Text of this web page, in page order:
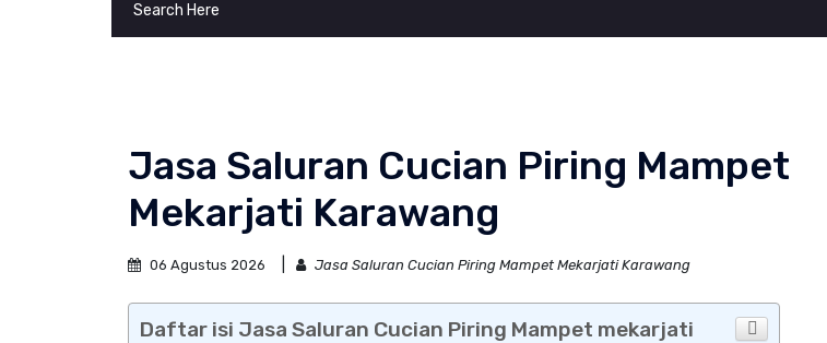
Jasa Saluran Cucian Piring Mampet
Mekarjati Karawang
06 Agustus 2026 Jasa Saluran Cucian Piring Mampet Mekarjati Karawang
Daftar isi Jasa Saluran Cucian Piring Mampet mekarjati